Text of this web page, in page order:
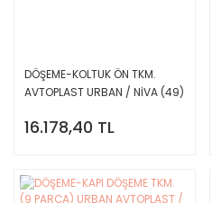
DÖŞEME-KOLTUK ÖN TKM.
AVTOPLAST URBAN / NİVA (49)
16.178,40 TL